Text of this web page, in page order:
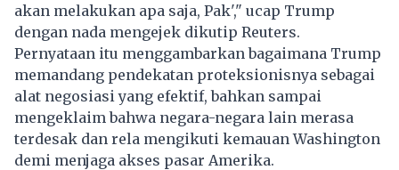
akan melakukan apa saja, Pak'," ucap Trump
dengan nada mengejek dikutip Reuters.
Pernyataan itu menggambarkan bagaimana Trump
memandang pendekatan proteksionisnya sebagai
alat negosiasi yang efektif, bahkan sampai
mengeklaim bahwa negara-negara lain merasa
terdesak dan rela mengikuti kemauan Washington
demi menjaga akses pasar Amerika.